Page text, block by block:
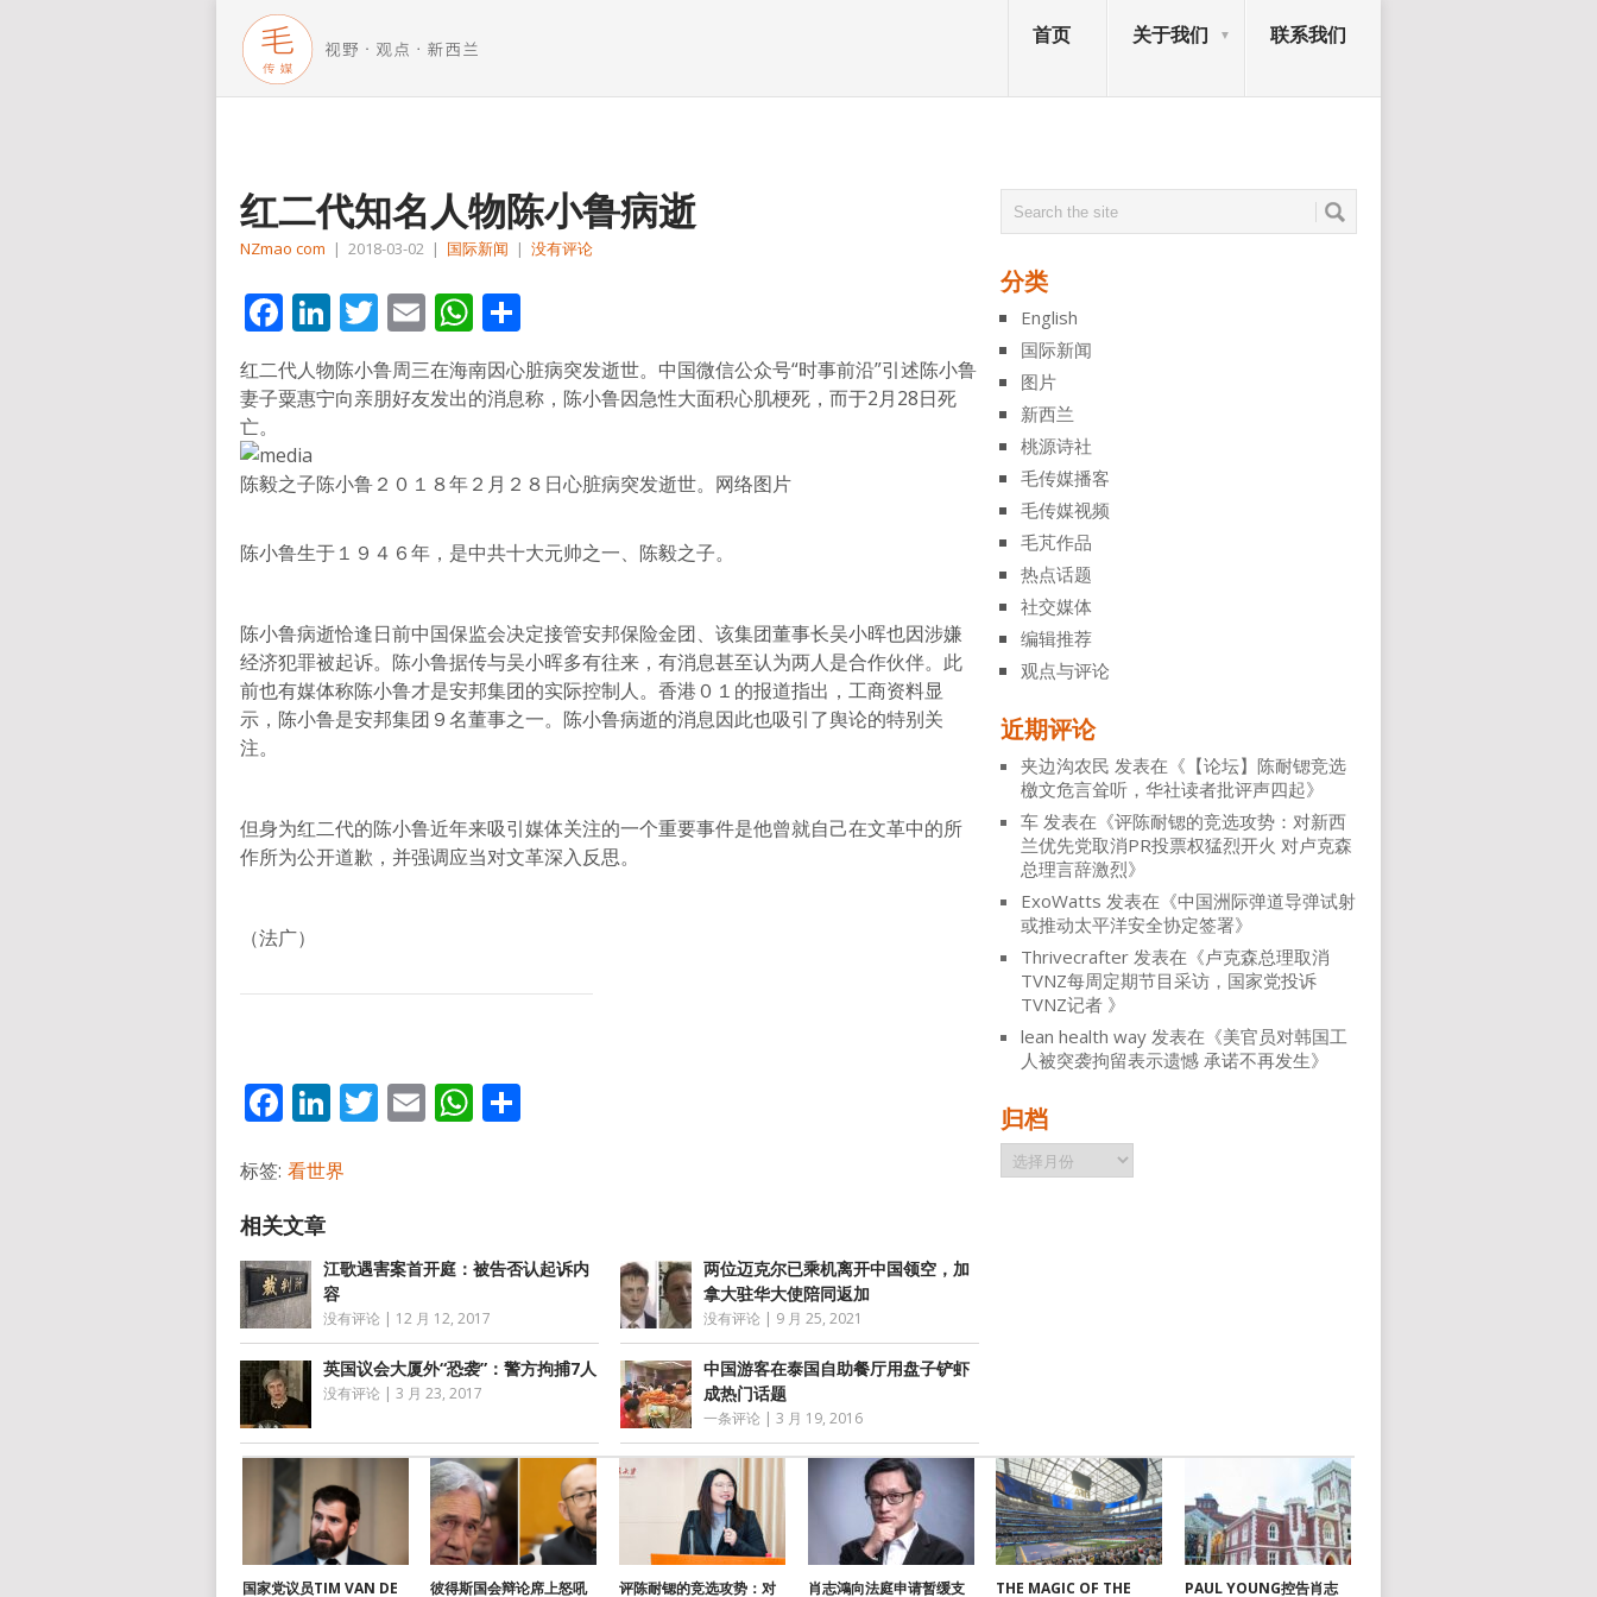
首页 关于我们 联系我们
红二代知名人物陈小鲁病逝
NZmao com | 2018-03-02 | 国际新闻 | 没有评论
Facebook
LinkedIn
Twitter
EmailWhatsApp
享
红二代人物陈小鲁周三在海南因心脏病突发逝世。中国微信公众号“时事前沿”引述陈小鲁
妻子粟惠宁向亲朋好友发出的消息称，陈小鲁因急性大面积心肌梗死，而于2月28日死
亡。
陈毅之子陈小鲁２０１８年２月２８日心脏病突发逝世。 网络图片
陈小鲁生于１９４６年，是中共十大元帅之一、陈毅之子。
陈小鲁病逝恰逢日前中国保监会决定接管安邦保险金团、该集团董事长吴小晖也因涉嫌
经济犯罪被起诉。陈小鲁据传与吴小晖多有往来，有消息甚至认为两人是合作伙伴。此
前也有媒体称陈小鲁才是安邦集团的实际控制人。香港０１的报道指出，工商资料显
示，陈小鲁是安邦集团９名董事之一。陈小鲁病逝的消息因此也吸引了舆论的特别关
注。
但身为红二代的陈小鲁近年来吸引媒体关注的一个重要事件是他曾就自己在文革中的所
作所为公开道歉，并强调应当对文革深入反思。
（法广）
Facebook
LinkedIn
Twitter
EmailWhatsApp
标签: 看世界
江歌遇害案首开庭：被告否认起诉内
容
没有评论 | 12 月 12, 2017
两位迈克尔已乘机离开中国领空，加
拿大驻华大使陪同返加
没有评论 | 9 月 25, 2021
英国议会大厦外“恐袭”：警方拘捕7人
没有评论 | 3 月 23, 2017
中国游客在泰国自助餐厅用盘子铲虾
成热门话题
一条评论 |3 月 19, 2016
分类
English
国际新闻
图片
新西兰
桃源诗社
毛传媒播客
毛传媒视频
毛芃作品
热点话题
社交媒体
编辑推荐
观点与评论
近期评论
夹边沟农民 发表在《 【论坛】陈耐锶竞选
檄文危言耸听，华社读者批评声四起》
车 发表在《评陈耐锶的竞选攻势：对新西
兰优先党取消PR投票权猛烈开火 对卢克森
总理言辞激烈》
ExoWatts 发表在《中国洲际弹道导弹试射
或推动太平洋安全协定签署》
Thrivecrafter 发表在《卢克森总理取消
TVNZ每周定期节目采访，国家党投诉
TVNZ记者 》
lean health way 发表在《美官员对韩国工
人被突袭拘留表示遗憾 承诺不再发生》
归档
归
档
国家党议员TIM VAN DE 彼得斯国会辩论席上怒吼 评陈耐锶的竞选攻势：对 肖志鴻向法庭申请暂缓支 THE MAGIC OF THE PAUL YOUNG控告肖志